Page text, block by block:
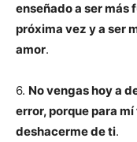
enseñado a ser más
próxima vez y a ser
amor.
6. No vengas hoy a
error, porque para
deshacerme de ti.